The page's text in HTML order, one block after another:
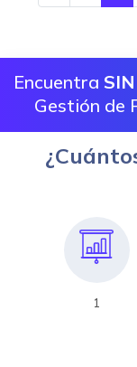
Encuentra
Gestión de
1